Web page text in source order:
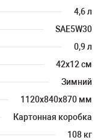
4,6 л
SAE5W30
0,9 л
42х12 см
Зимний
1120х840х870 мм
Картонная коробка
108 кг